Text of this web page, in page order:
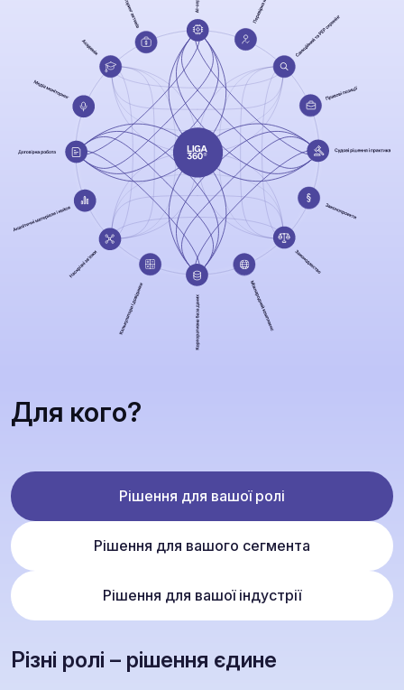
Для кого?
Рішення для вашої ролі
Рішення для вашого сегмента
Рішення для вашої індустрії
Різні ролі – рішення єдине